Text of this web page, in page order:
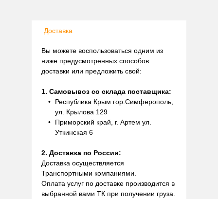
Доставка
Вы можете воспользоваться одним из
ниже предусмотренных способов
доставки или предложить свой:
1. Самовывоз со склада поставщика:
Республика Крым гор.Симферополь,
ул. Крылова 129
Приморский край, г. Артем ул.
Уткинская 6
2. Доставка по России:
Доставка осуществляется
Транспортными компаниями.
Оплата услуг по доставке производится в
выбранной вами ТК при получении груза.